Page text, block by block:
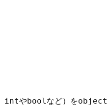
intやbool など）をobject